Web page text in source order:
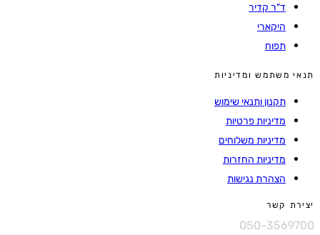
ד"ר קדיר
היקארי
תפוח
תנאי משתמש ומדיניות
תקנון ותנאי שימוש
מדיניות פרטיות
מדיניות משלוחים
מדיניות החזרות
הצהרת נגישות
יצירת קשר
050-3569700